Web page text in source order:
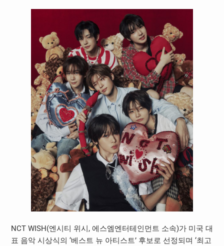
NCT WISH(엔시티 위시, 에스엠엔터테인먼트 소속)가 미국 대
표 음악 시상식의 ‘베스트 뉴 아티스트’ 후보로 선정되며 ‘최고